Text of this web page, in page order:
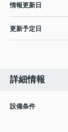
情報更新日
更新予定日
詳細情報
設備条件